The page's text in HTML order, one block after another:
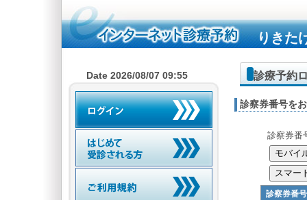
りきた
診療予約
診察券番号を
診察券番
診察券番号
Date 2026/08/07 09:55